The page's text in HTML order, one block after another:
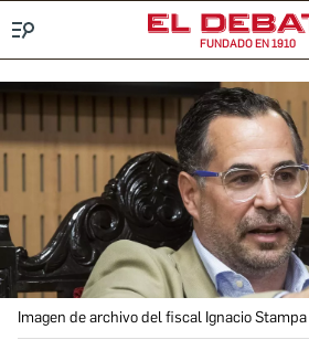
FUNDADO EN 1910
Imagen de archivo del fiscal Ignacio Stampa